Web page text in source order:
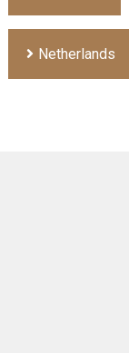
Netherlands